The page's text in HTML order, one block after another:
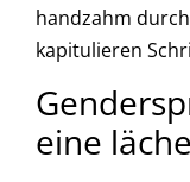
handzahm
kapitulieren
eine